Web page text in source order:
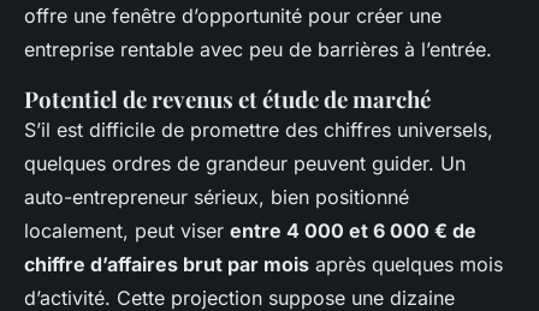
offre une fenêtre d’opportunité pour créer une
entreprise rentable avec peu de barrières à l’entrée.
Potentiel de revenus et étude de marché
S’il est difficile de promettre des chiffres universels,
quelques ordres de grandeur peuvent guider. Un
auto-entrepreneur sérieux, bien positionné
localement, peut viser entre 4 000 et 6 000 € de
chiffre d’affaires brut par mois après quelques mois
d’activité. Cette projection suppose une dizaine